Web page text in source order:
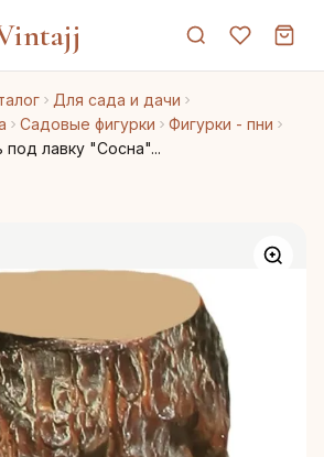
Для сада и дачи
Садовые фигурки
Фигурки - пни
лавку "Сосна"...